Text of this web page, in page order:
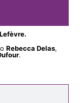
Rebecca Delas,
.